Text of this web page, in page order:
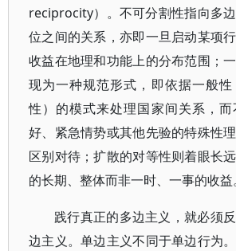
reciprocity）。不可分割性指向多
位之间的关系，亦即一旦启动某项
收益在地理和功能上的分布范围；
现为一种规范形式，即依据一般
性）的模式来处理国家间关系，
好、紧急情势或其他先验的特殊性
区别对待；扩散的对等性则着眼长
的长期、整体而非一时、一事的收
践行真正的多边主义，就必须
边主义。单边主义不同于单边行为